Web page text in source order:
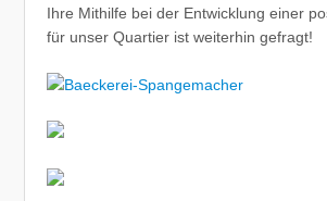
Ihre Mithilfe bei der Entwicklung einer
für unser Quartier ist weiterhin gefragt!